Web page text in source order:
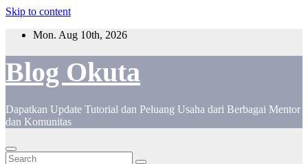
Skip to content
Mon. Aug 10th, 2026
Blog Okuta
Dapatkan Update Tutorial dan Peluang Usaha dari Berbagai Mentor
dan Komunitas